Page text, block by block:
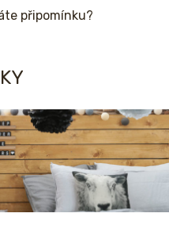
připomínku?